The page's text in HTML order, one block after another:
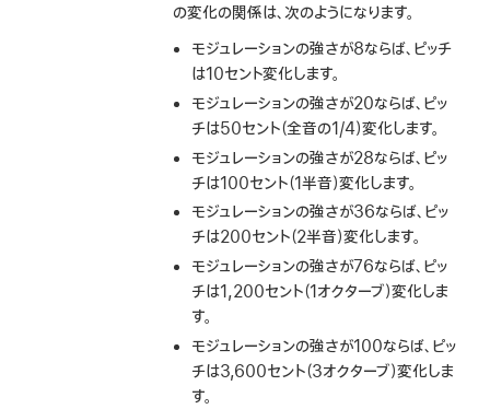
の変化の関係は、次のようになります。
モジュレーションの強さが8ならば、ピッチ
は10セント変化します。
モジュレーションの強さが20ならば、ピッ
チは50セント（全音の1/4）変化します。
モジュレーションの強さが28ならば、ピッ
チは100セント（1半音）変化します。
モジュレーションの強さが36ならば、ピッ
チは200セント（2半音）変化します。
モジュレーションの強さが76ならば、ピッ
チは1,200セント（1オクターブ）変化しま
す。
モジュレーションの強さが100ならば、ピッ
チは3,600セント（3オクターブ）変化しま
す。